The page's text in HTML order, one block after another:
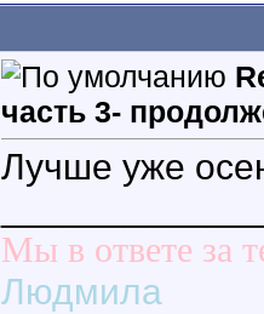
часть 3-
Лучше уже
Мы в ответе за
Людмила